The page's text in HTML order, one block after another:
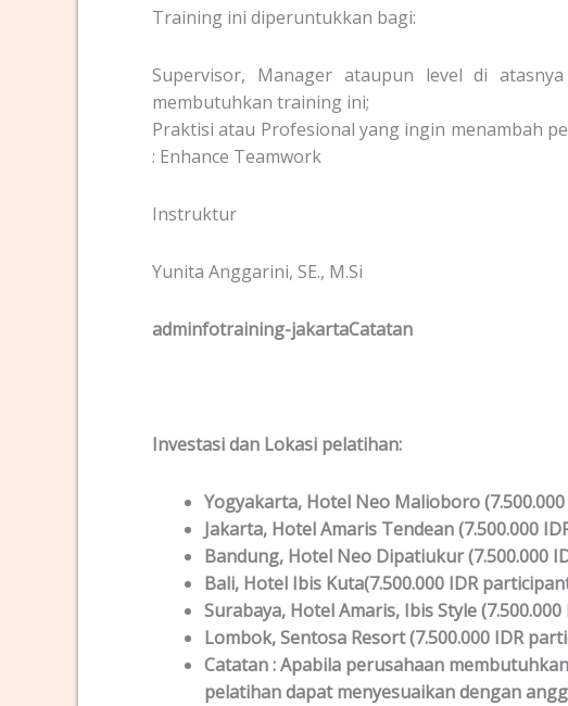
Training ini diperuntukkan bagi:
Supervisor, Manager ataupun level di
membutuhkan training ini;
Praktisi atau Profesional yang ingin menambah
: Enhance Teamwork
Instruktur
Yunita Anggarini, SE., M.Si
adminfotraining-jakartaCatatan
Investasi dan Lokasi pelatihan:
Yogyakarta, Hotel Neo Malioboro
Jakarta, Hotel Amaris Tendean (7.500.000
Bandung, Hotel Neo Dipatiukur (7.500.000
Bali, Hotel Ibis Kuta(7.500.000 IDR
Surabaya, Hotel Amaris, Ibis Style
Lombok, Sentosa Resort (7.500.000 IDR
Catatan :Apabila perusahaan
pelatihan dapat menyesuaikan dengan